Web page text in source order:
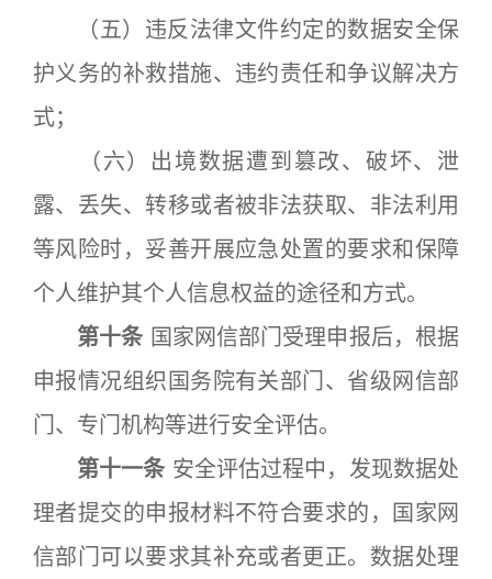
（五）违反法律文件约定的数据安全保
护义务的补救措施、违约责任和争议解决方
式；
（六）出境数据遭到篡改、破坏、泄
露、丢失、转移或者被非法获取、非法利用
等风险时，妥善开展应急处置的要求和保障
个人维护其个人信息权益的途径和方式。
第十条 国家网信部门受理申报后，根据
申报情况组织国务院有关部门、省级网信部
门、专门机构等进行安全评估。
第十一条 安全评估过程中，发现数据处
理者提交的申报材料不符合要求的，国家网
信部门可以要求其补充或者更正。数据处理